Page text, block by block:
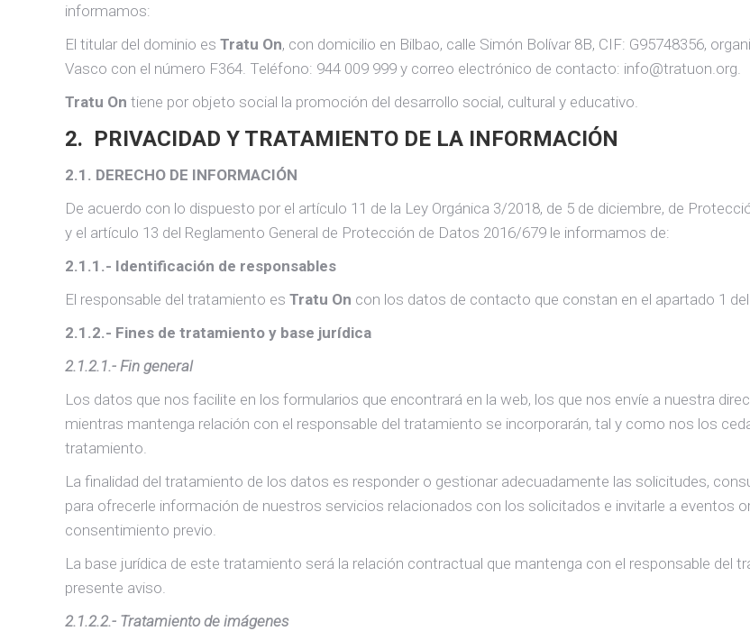
informamos:
El titular del dominio es Tratu On, con domicilio en Bilbao, calle Simón Bolívar 8B, CIF: G95748356,
Vasco con el número F364. Teléfono: 944 009 999 y correo electrónico de contacto: info@tratuon.org.
Tratu On tiene por objeto social la promoción del desarrollo social, cultural y educativo.
2. PRIVACIDAD Y TRATAMIENTO DE LA INFORMACIÓN
2.1. DERECHO DE INFORMACIÓN
De acuerdo con lo dispuesto por el artículo 11 de la Ley Orgánica 3/2018, de 5 de diciembre, de
y el artículo 13 del Reglamento General de Protección de Datos 2016/679 le informamos de:
2.1.1.- Identificación de responsables
El responsable del tratamiento es Tratu On con los datos de contacto que constan en el apartado 1
2.1.2.- Fines de tratamiento y base jurídica
2.1.2.1.- Fin general
Los datos que nos facilite en los formularios que encontrará en la web, los que nos envíe a nuestra
mientras mantenga relación con el responsable del tratamiento se incorporarán, tal y como nos los
tratamiento.
La finalidad del tratamiento de los datos es responder o gestionar adecuadamente las solicitudes,
para ofrecerle información de nuestros servicios relacionados con los solicitados e invitarle a eventos
consentimiento previo.
La base jurídica de este tratamiento será la relación contractual que mantenga con el responsable del
presente aviso.
2.1.2.2.- Tratamiento de imágenes